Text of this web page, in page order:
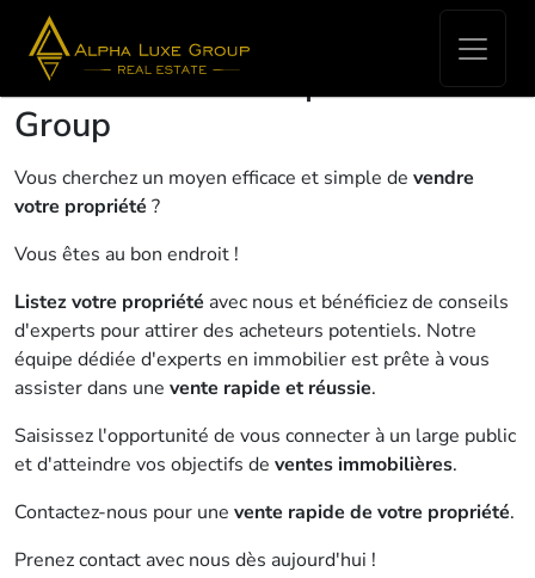
Vendez rapidement votre bien
immobilier avec Alpha Luxe
Group
Vous cherchez un moyen efficace et simple de vendre
votre propriété ?
Vous êtes au bon endroit !
Listez votre propriété avec nous et bénéficiez de conseils
d'experts pour attirer des acheteurs potentiels. Notre
équipe dédiée d'experts en immobilier est prête à vous
assister dans une vente rapide et réussie.
Saisissez l'opportunité de vous connecter à un large public
et d'atteindre vos objectifs de ventes immobilières.
Contactez-nous pour une vente rapide de votre propriété.
Prenez contact avec nous dès aujourd'hui !